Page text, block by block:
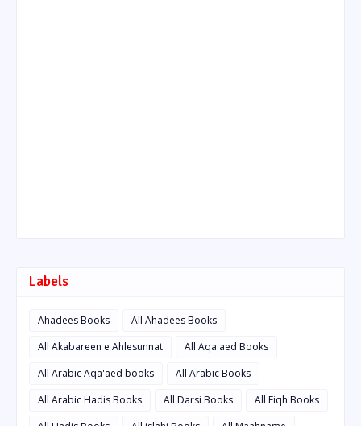
Labels
Ahadees Books
All Ahadees Books
All Akabareen e Ahlesunnat
All Aqa'aed Books
All Arabic Aqa'aed books
All Arabic Books
All Arabic Hadis Books
All Darsi Books
All Fiqh Books